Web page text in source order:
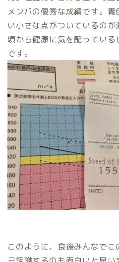
メンバの優秀な成績です。
い小さな点がついているの
頃から健康に気を配ってい
です。
このように、食後みんなで